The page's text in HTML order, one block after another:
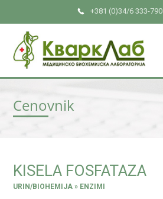
+381 (0)34/6 333-790
Cenovnik
KISELA FOSFATAZA
URIN/BIOHEMIJA » ENZIMI